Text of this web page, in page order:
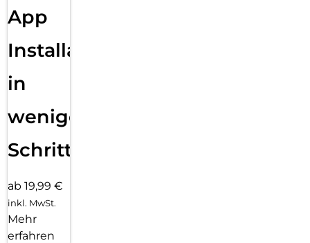
App
Installation
in
wenigen
Schritten
ab 19,99 €
inkl. MwSt.
Mehr
erfahren